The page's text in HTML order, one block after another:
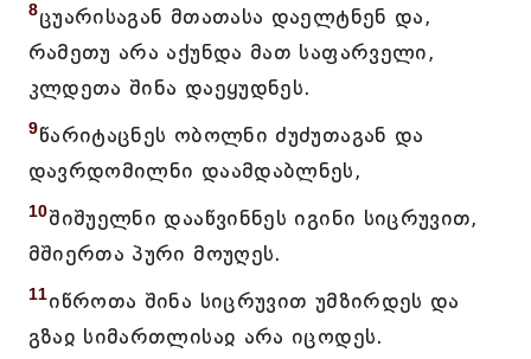
8ცუარისაგან მთათასა დაელტნენ და,
რამეთუ არა აქუნდა მათ საფარველი,
კლდეთა შინა დაეყუდნეს.
9წარიტაცნეს ობოლნი ძუძუთაგან და
დავრდომილნი დაამდაბლნეს,
10შიშუელნი დააწვინნეს იგინი სიცრუვით,
მშიერთა პური მოუღეს.
11იწროთა შინა სიცრუვით უმზირდეს და
გზაჲ სიმართლისაჲ არა იცოდეს.